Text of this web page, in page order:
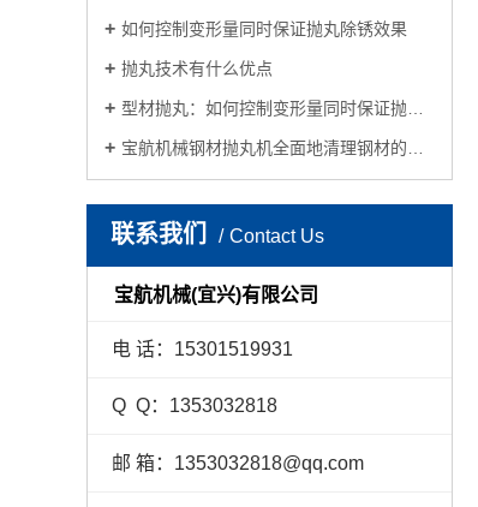
如何控制变形量同时保证抛丸除锈效果
抛丸技术有什么优点
型材抛丸：如何控制变形量同时保证抛丸除锈效果
宝航机械钢材抛丸机全面地清理钢材的表面
联系我们 Contact Us
宝航机械(宜兴)有限公司
电 话：15301519931
Q Q：1353032818
邮 箱：1353032818@qq.com